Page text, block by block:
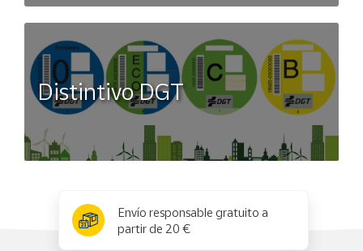
Distintivo DGT
Envío responsable gratuito a
partir de 20 €